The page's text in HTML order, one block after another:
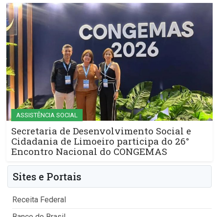
ASSISTÊNCIA SOCIAL
Secretaria de Desenvolvimento Social e
Cidadania de Limoeiro participa do 26°
Encontro Nacional do CONGEMAS
Sites e Portais
Receita Federal